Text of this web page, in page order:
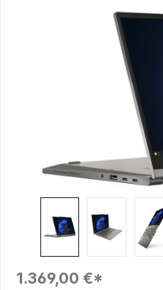
Bildergalerie überspringen
Regulärer Preis:
1.369,00 €*